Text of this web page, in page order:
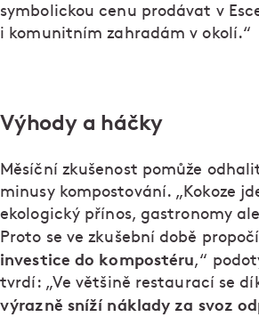
symbolickou cenu prodávat v
i komunitním zahradám v okolí.“
Výhody a háčky
Měsíční zkušenost pomůže
minusy kompostování. „Kokoze
ekologický přínos, gastronomy
Proto se ve zkušební době
investice do kompostéru,“
tvrdí: „Ve většině restaurací se
výrazně sníží náklady za svoz